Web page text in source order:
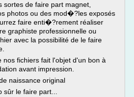
sortes de faire part magnet,
photos ou des mod�?les exposés
faire enti�?rement réaliser
graphiste professionnelle ou
avec la possibilité de le faire
nos fichiers fait l'objet d'un bon à
avant impression.
naissance original
le faire part...